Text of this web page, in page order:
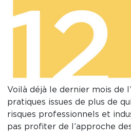
Voilà déjà le dernier mois de
pratiques issues de plus de
risques professionnels et
pas profiter de l’approche